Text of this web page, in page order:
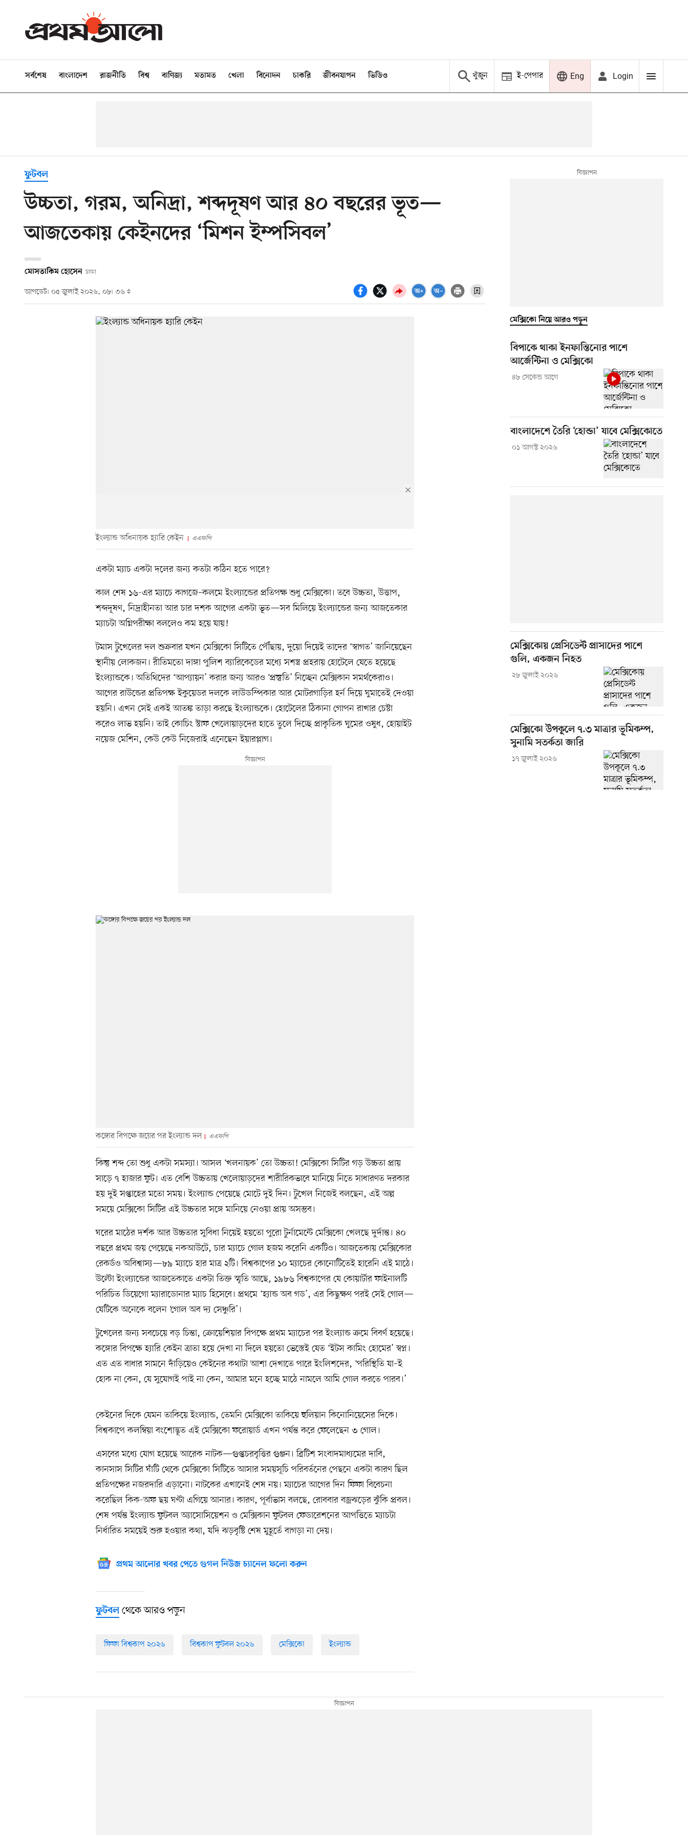
সর্বশেষ বাংলাদেশ রাজনীতি বিশ্ব বাণিজ্য মতামত খেলা বিনোদন চাকরি জীবনযাপন ভিডিও খুঁজুন ই-পেপার Eng Login
ফুটবল
উচ্চতা, গরম, অনিদ্রা, শব্দদূষণ আর ৪০ বছরের ভূত—
আজতেকায় কেইনদের ‘মিশন ইম্পসিবল’
মোসতাকিম হোসেন ঢাকা
আপডেট: ০৫ জুলাই ২০২৬, ০৮: ৩৬
ইংল্যান্ড অধিনায়ক হ্যারি কেইন এএফপি
একটা ম্যাচ একটা দলের জন্য কতটা কঠিন হতে পারে?
কাল শেষ ১৬-এর ম্যাচে কাগজে–কলমে ইংল্যান্ডের প্রতিপক্ষ শুধু মেক্সিকো। তবে উচ্চতা, উত্তাপ,
শব্দদূষণ, নিদ্রাহীনতা আর চার দশক আগের একটা ভূত—সব মিলিয়ে ইংল্যান্ডের জন্য আজতেকার
ম্যাচটা অগ্নিপরীক্ষা বললেও কম হয়ে যায়!
টমাস টুখেলের দল শুক্রবার যখন মেক্সিকো সিটিতে পৌঁছায়, দুয়ো দিয়েই তাদের ‘স্বাগত’ জানিয়েছেন
স্থানীয় লোকজন। রীতিমতো দাঙ্গা পুলিশ ব্যারিকেডের মধ্যে সশস্ত্র প্রহরায় হোটেলে যেতে হয়েছে
ইংল্যান্ডকে। অতিথিদের ‘আপ্যায়ন’ করার জন্য আরও ‘প্রস্তুতি’ নিচ্ছেন মেক্সিকান সমর্থকেরাও।
আগের রাউন্ডের প্রতিপক্ষ ইকুয়েডর দলকে লাউডস্পিকার আর মোটরগাড়ির হর্ন দিয়ে ঘুমাতেই দেওয়া
হয়নি। এখন সেই একই আতঙ্ক তাড়া করছে ইংল্যান্ডকে। হোটেলের ঠিকানা গোপন রাখার চেষ্টা
করেও লাভ হয়নি। তাই কোচিং স্টাফ খেলোয়াড়দের হাতে তুলে দিচ্ছে প্রাকৃতিক ঘুমের ওষুধ, হোয়াইট
নয়েজ মেশিন, কেউ কেউ নিজেরাই এনেছেন ইয়ারপ্লাগ।
কঙ্গোর বিপক্ষে জয়ের পর ইংল্যান্ড দল এএফপি
কিন্তু শব্দ তো শুধু একটা সমস্যা। আসল ‘খলনায়ক’ তো উচ্চতা! মেক্সিকো সিটির গড় উচ্চতা প্রায়
সাড়ে ৭ হাজার ফুট। এত বেশি উচ্চতায় খেলোয়াড়দের শারীরিকভাবে মানিয়ে নিতে সাধারণত দরকার
হয় দুই সপ্তাহের মতো সময়। ইংল্যান্ড পেয়েছে মোটে দুই দিন। টুখেল নিজেই বলছেন, এই অল্প
সময়ে মেক্সিকো সিটির এই উচ্চতার সঙ্গে মানিয়ে নেওয়া প্রায় অসম্ভব।
ঘরের মাঠের দর্শক আর উচ্চতার সুবিধা নিয়েই হয়তো পুরো টুর্নামেন্টে মেক্সিকো খেলছে দুর্দান্ত। ৪০
বছরে প্রথম জয় পেয়েছে নকআউটে, চার ম্যাচে গোল হজম করেনি একটিও। আজতেকায় মেক্সিকোর
রেকর্ডও অবিশ্বাস্য—৮৯ ম্যাচে হার মাত্র ২টি। বিশ্বকাপের ১০ ম্যাচের কোনোটিতেই হারেনি এই মাঠে।
উল্টো ইংল্যান্ডের আজতেকাতে একটা তিক্ত স্মৃতি আছে, ১৯৮৬ বিশ্বকাপের যে কোয়ার্টার ফাইনালটি
পরিচিত ডিয়েগো ম্যারাডোনার ম্যাচ হিসেবে। প্রথমে ‘হ্যান্ড অব গড’, এর কিছুক্ষণ পরই সেই গোল—
যেটিকে অনেকে বলেন ‘গোল অব দ্য সেঞ্চুরি’।
টুখেলের জন্য সবচেয়ে বড় চিন্তা, ক্রোয়েশিয়ার বিপক্ষে প্রথম ম্যাচের পর ইংল্যান্ড ক্রমে বিবর্ণ হয়েছে।
কঙ্গোর বিপক্ষে হ্যারি কেইন ত্রাতা হয়ে দেখা না দিলে হয়তো ভেস্তেই যেত ‘ইটস কামিং হোমের’ স্বপ্ন।
এত এত বাধার সামনে দাঁড়িয়েও কেইনের কথাটা আশা দেখাতে পারে ইংলিশদের, ‘পরিস্থিতি যা–ই
হোক না কেন, যে সুযোগই পাই না কেন, আমার মনে হচ্ছে মাঠে নামলে আমি গোল করতে পারব।’
কেইনের দিকে যেমন তাকিয়ে ইংল্যান্ড, তেমনি মেক্সিকো তাকিয়ে হুলিয়ান কিনোনিয়েসের দিকে।
বিশ্বকাপে কলম্বিয়া বংশোদ্ভূত এই মেক্সিকো ফরোয়ার্ড এখন পর্যন্ত করে ফেলেছেন ৩ গোল।
এসবের মধ্যে যোগ হয়েছে আরেক নাটক—গুপ্তচরবৃত্তির গুঞ্জন। ব্রিটিশ সংবাদমাধ্যমের দাবি,
কানসাস সিটির ঘাঁটি থেকে মেক্সিকো সিটিতে আসার সময়সূচি পরিবর্তনের পেছনে একটা কারণ ছিল
প্রতিপক্ষের নজরদারি এড়ানো। নাটকের এখানেই শেষ নয়। ম্যাচের আগের দিন ফিফা বিবেচনা
করেছিল কিক-অফ ছয় ঘণ্টা এগিয়ে আনার। কারণ, পূর্বাভাস বলছে, রোববার বজ্রঝড়ের ঝুঁকি প্রবল।
শেষ পর্যন্ত ইংল্যান্ড ফুটবল অ্যাসোসিয়েশন ও মেক্সিকান ফুটবল ফেডারেশনের আপত্তিতে ম্যাচটা
নির্ধারিত সময়েই শুরু হওয়ার কথা, যদি ঝড়বৃষ্টি শেষ মুহূর্তে বাগড়া না দেয়।
প্রথম আলোর খবর পেতে গুগল নিউজ চ্যানেল ফলো করুন
ফুটবল থেকে আরও পড়ুন
ফিফা বিশ্বকাপ ২০২৬ বিশ্বকাপ ফুটবল ২০২৬ মেক্সিকো ইংল্যান্ড
মেক্সিকো নিয়ে আরও পড়ুন
বিপাকে থাকা ইনফান্তিনোর পাশে
আর্জেন্টিনা ও মেক্সিকো
৪৮ সেকেন্ড আগে
বাংলাদেশে তৈরি ‘হোন্ডা’ যাবে মেক্সিকোতে
০১ আগস্ট ২০২৬
মেক্সিকোয় প্রেসিডেন্ট প্রাসাদের পাশে
গুলি, একজন নিহত
২৮ জুলাই ২০২৬
মেক্সিকো উপকূলে ৭.৩ মাত্রার ভূমিকম্প,
সুনামি সতর্কতা জারি
১৭ জুলাই ২০২৬